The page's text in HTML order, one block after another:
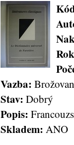
Vazba:
Stav: Dobrý
Popis:
Skladem: ANO